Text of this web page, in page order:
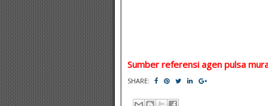
Sumber referensi agen pulsa
SHARE: